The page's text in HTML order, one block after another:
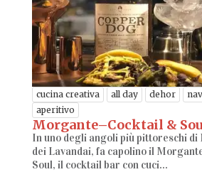
cucina creativa all day dehor
aperitivo
Morgante–Cocktail &
In uno degli angoli più pittoreschi di
dei Lavandai, fa capolino il
Soul, il cocktail bar con cuci...